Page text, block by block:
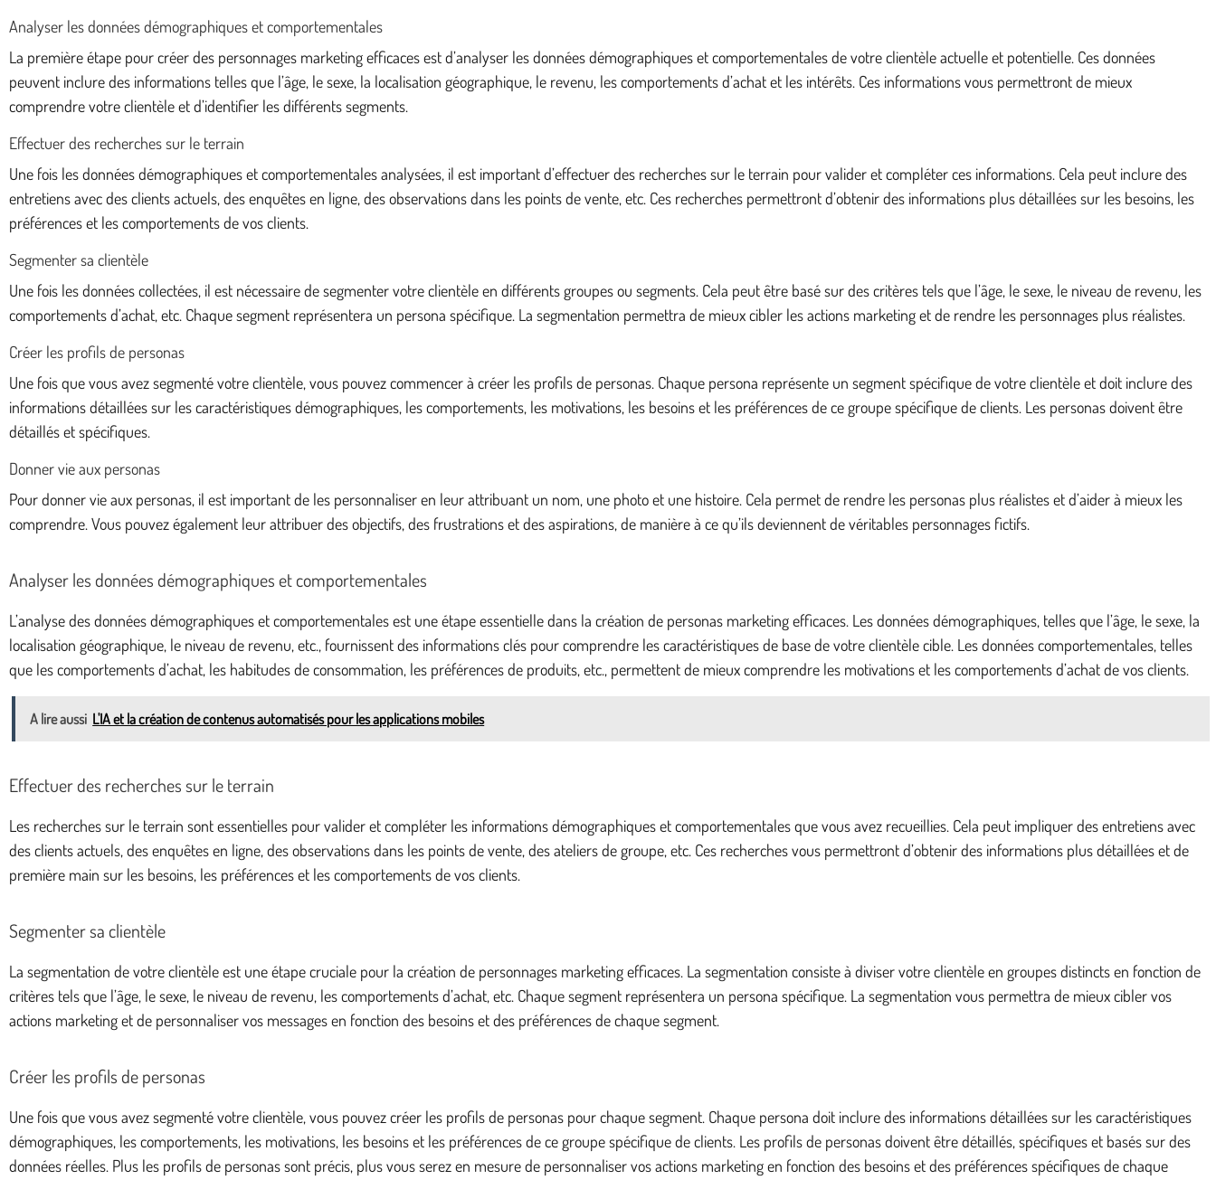
Analyser les données démographiques et comportementales
La première étape pour créer des personnages marketing efficaces est d’analyser les données démographiques et comportementales de votre clientèle actuelle et potentielle. Ces données
peuvent inclure des informations telles que l’âge, le sexe, la localisation géographique, le revenu, les comportements d’achat et les intérêts. Ces informations vous permettront de mieux
comprendre votre clientèle et d’identifier les différents segments.
Effectuer des recherches sur le terrain
Une fois les données démographiques et comportementales analysées, il est important d’effectuer des recherches sur le terrain pour valider et compléter ces informations. Cela peut inclure des
entretiens avec des clients actuels, des enquêtes en ligne, des observations dans les points de vente, etc. Ces recherches permettront d’obtenir des informations plus détaillées sur les besoins, les
préférences et les comportements de vos clients.
Segmenter sa clientèle
Une fois les données collectées, il est nécessaire de segmenter votre clientèle en différents groupes ou segments. Cela peut être basé sur des critères tels que l’âge, le sexe, le niveau de revenu, les
comportements d’achat, etc. Chaque segment représentera un persona spécifique. La segmentation permettra de mieux cibler les actions marketing et de rendre les personnages plus réalistes.
Créer les profils de personas
Une fois que vous avez segmenté votre clientèle, vous pouvez commencer à créer les profils de personas. Chaque persona représente un segment spécifique de votre clientèle et doit inclure des
informations détaillées sur les caractéristiques démographiques, les comportements, les motivations, les besoins et les préférences de ce groupe spécifique de clients. Les personas doivent être
détaillés et spécifiques.
Donner vie aux personas
Pour donner vie aux personas, il est important de les personnaliser en leur attribuant un nom, une photo et une histoire. Cela permet de rendre les personas plus réalistes et d’aider à mieux les
comprendre. Vous pouvez également leur attribuer des objectifs, des frustrations et des aspirations, de manière à ce qu’ils deviennent de véritables personnages fictifs.
Analyser les données démographiques et comportementales
L’analyse des données démographiques et comportementales est une étape essentielle dans la création de personas marketing efficaces. Les données démographiques, telles que l’âge, le sexe, la
localisation géographique, le niveau de revenu, etc., fournissent des informations clés pour comprendre les caractéristiques de base de votre clientèle cible. Les données comportementales, telles
que les comportements d’achat, les habitudes de consommation, les préférences de produits, etc., permettent de mieux comprendre les motivations et les comportements d’achat de vos clients.
A lire aussi L'IA et la création de contenus automatisés pour les applications mobiles
Effectuer des recherches sur le terrain
Les recherches sur le terrain sont essentielles pour valider et compléter les informations démographiques et comportementales que vous avez recueillies. Cela peut impliquer des entretiens avec
des clients actuels, des enquêtes en ligne, des observations dans les points de vente, des ateliers de groupe, etc. Ces recherches vous permettront d’obtenir des informations plus détaillées et de
première main sur les besoins, les préférences et les comportements de vos clients.
Segmenter sa clientèle
La segmentation de votre clientèle est une étape cruciale pour la création de personnages marketing efficaces. La segmentation consiste à diviser votre clientèle en groupes distincts en fonction de
critères tels que l’âge, le sexe, le niveau de revenu, les comportements d’achat, etc. Chaque segment représentera un persona spécifique. La segmentation vous permettra de mieux cibler vos
actions marketing et de personnaliser vos messages en fonction des besoins et des préférences de chaque segment.
Créer les profils de personas
Une fois que vous avez segmenté votre clientèle, vous pouvez créer les profils de personas pour chaque segment. Chaque persona doit inclure des informations détaillées sur les caractéristiques
démographiques, les comportements, les motivations, les besoins et les préférences de ce groupe spécifique de clients. Les profils de personas doivent être détaillés, spécifiques et basés sur des
données réelles. Plus les profils de personas sont précis, plus vous serez en mesure de personnaliser vos actions marketing en fonction des besoins et des préférences spécifiques de chaque